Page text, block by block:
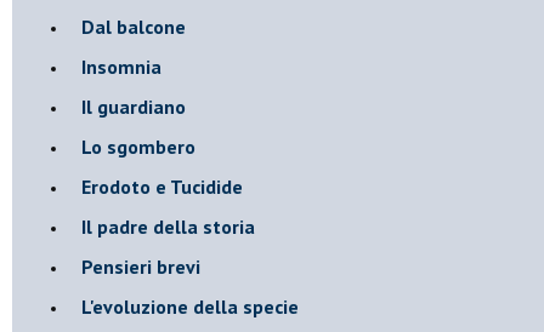
Dal balcone
Insomnia
Il guardiano
Lo sgombero
Erodoto e Tucidide
Il padre della storia
Pensieri brevi
L'evoluzione della specie